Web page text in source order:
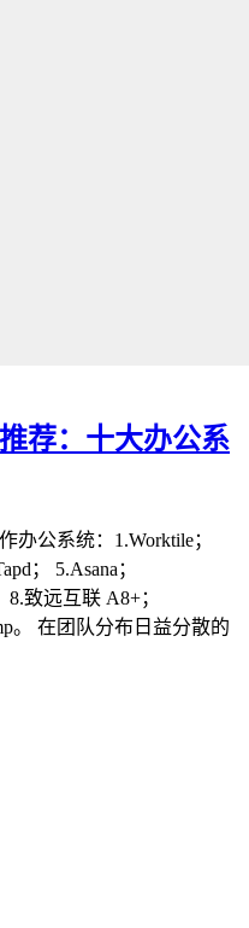
推荐：十大办公系
办公系统：1.Worktile；
； 5.Asana；
8.致远互联 A8+；
。 在团队分布日益分散的